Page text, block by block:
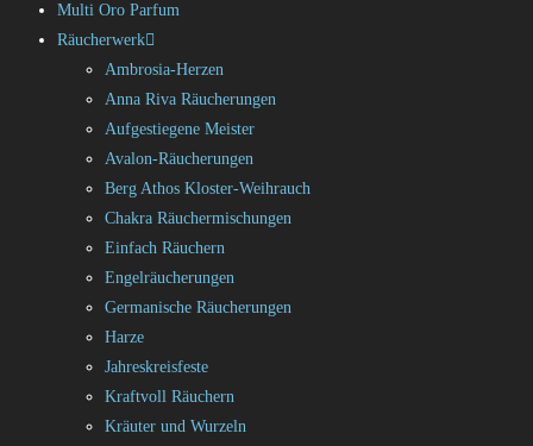
Multi Oro Parfum
Räucherwerk
Ambrosia-Herzen
Anna Riva Räucherungen
Aufgestiegene Meister
Avalon-Räucherungen
Berg Athos Kloster-Weihrauch
Chakra Räuchermischungen
Einfach Räuchern
Engelräucherungen
Germanische Räucherungen
Harze
Jahreskreisfeste
Kraftvoll Räuchern
Kräuter und Wurzeln